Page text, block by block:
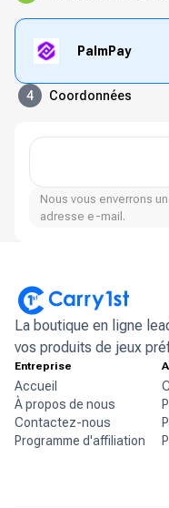
PalmPay
4 Coordonnées
Nous vous enverrons
adresse e-mail.
La boutique en ligne
vos produits de jeux
Entreprise
Accueil
À propos de nous
Contactez-nous
Programme d'affiliation